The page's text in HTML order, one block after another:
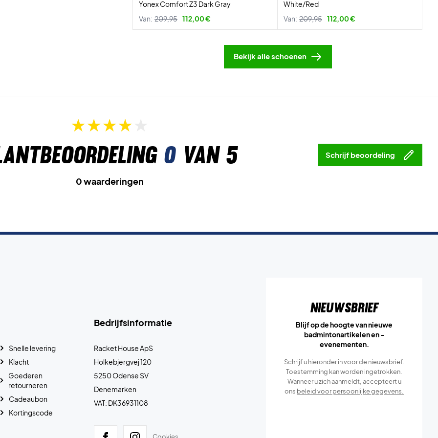
Yonex Comfort Z3 Dark Gray
Van: 209,95 112,00 €
White/Red
Van: 209,95 112,00 €
Bekijk alle schoenen
0van 5 Schrijf beoordeling
0 waarderingen
Bedrijfsinformatie
Racket House ApS
Holkebjergvej 120
5250 Odense SV
Denemarken
VAT: DK36931108
Snelle levering
Klacht
Goederen
retourneren
Cadeaubon
Kortingscode
Nieuwsbrief
Blijf op de hoogte van nieuwe
badmintonartikelen en -
evenementen.
Schrijf u hieronder in voor de nieuwsbrief.
Toestemming kan worden ingetrokken.
Wanneer u zich aanmeldt, accepteert u
ons beleid voor persoonlijke gegevens.